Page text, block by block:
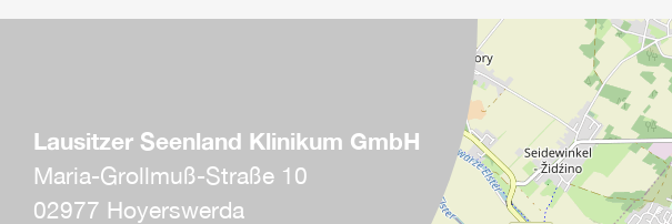
Lausitzer Seenland Klinikum GmbH
Maria-Grollmuß-Straße 10
02977 Hoyerswerda